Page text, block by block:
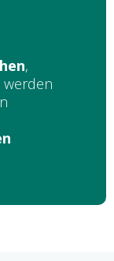
,
werden